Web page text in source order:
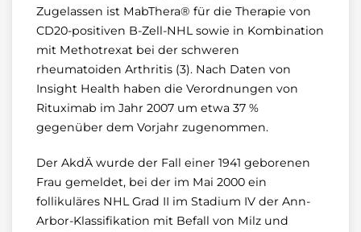
Zugelassen ist MabThera® für die Therapie von
CD20-positiven B-Zell-NHL sowie in Kombination
mit Methotrexat bei der schweren
rheumatoiden Arthritis (3). Nach Daten von
Insight Health haben die Verordnungen von
Rituximab im Jahr 2007 um etwa 37 %
gegenüber dem Vorjahr zugenommen.
Der AkdÄ wurde der Fall einer 1941 geborenen
Frau gemeldet, bei der im Mai 2000 ein
follikuläres NHL Grad II im Stadium IV der Ann-
Arbor-Klassifikation mit Befall von Milz und